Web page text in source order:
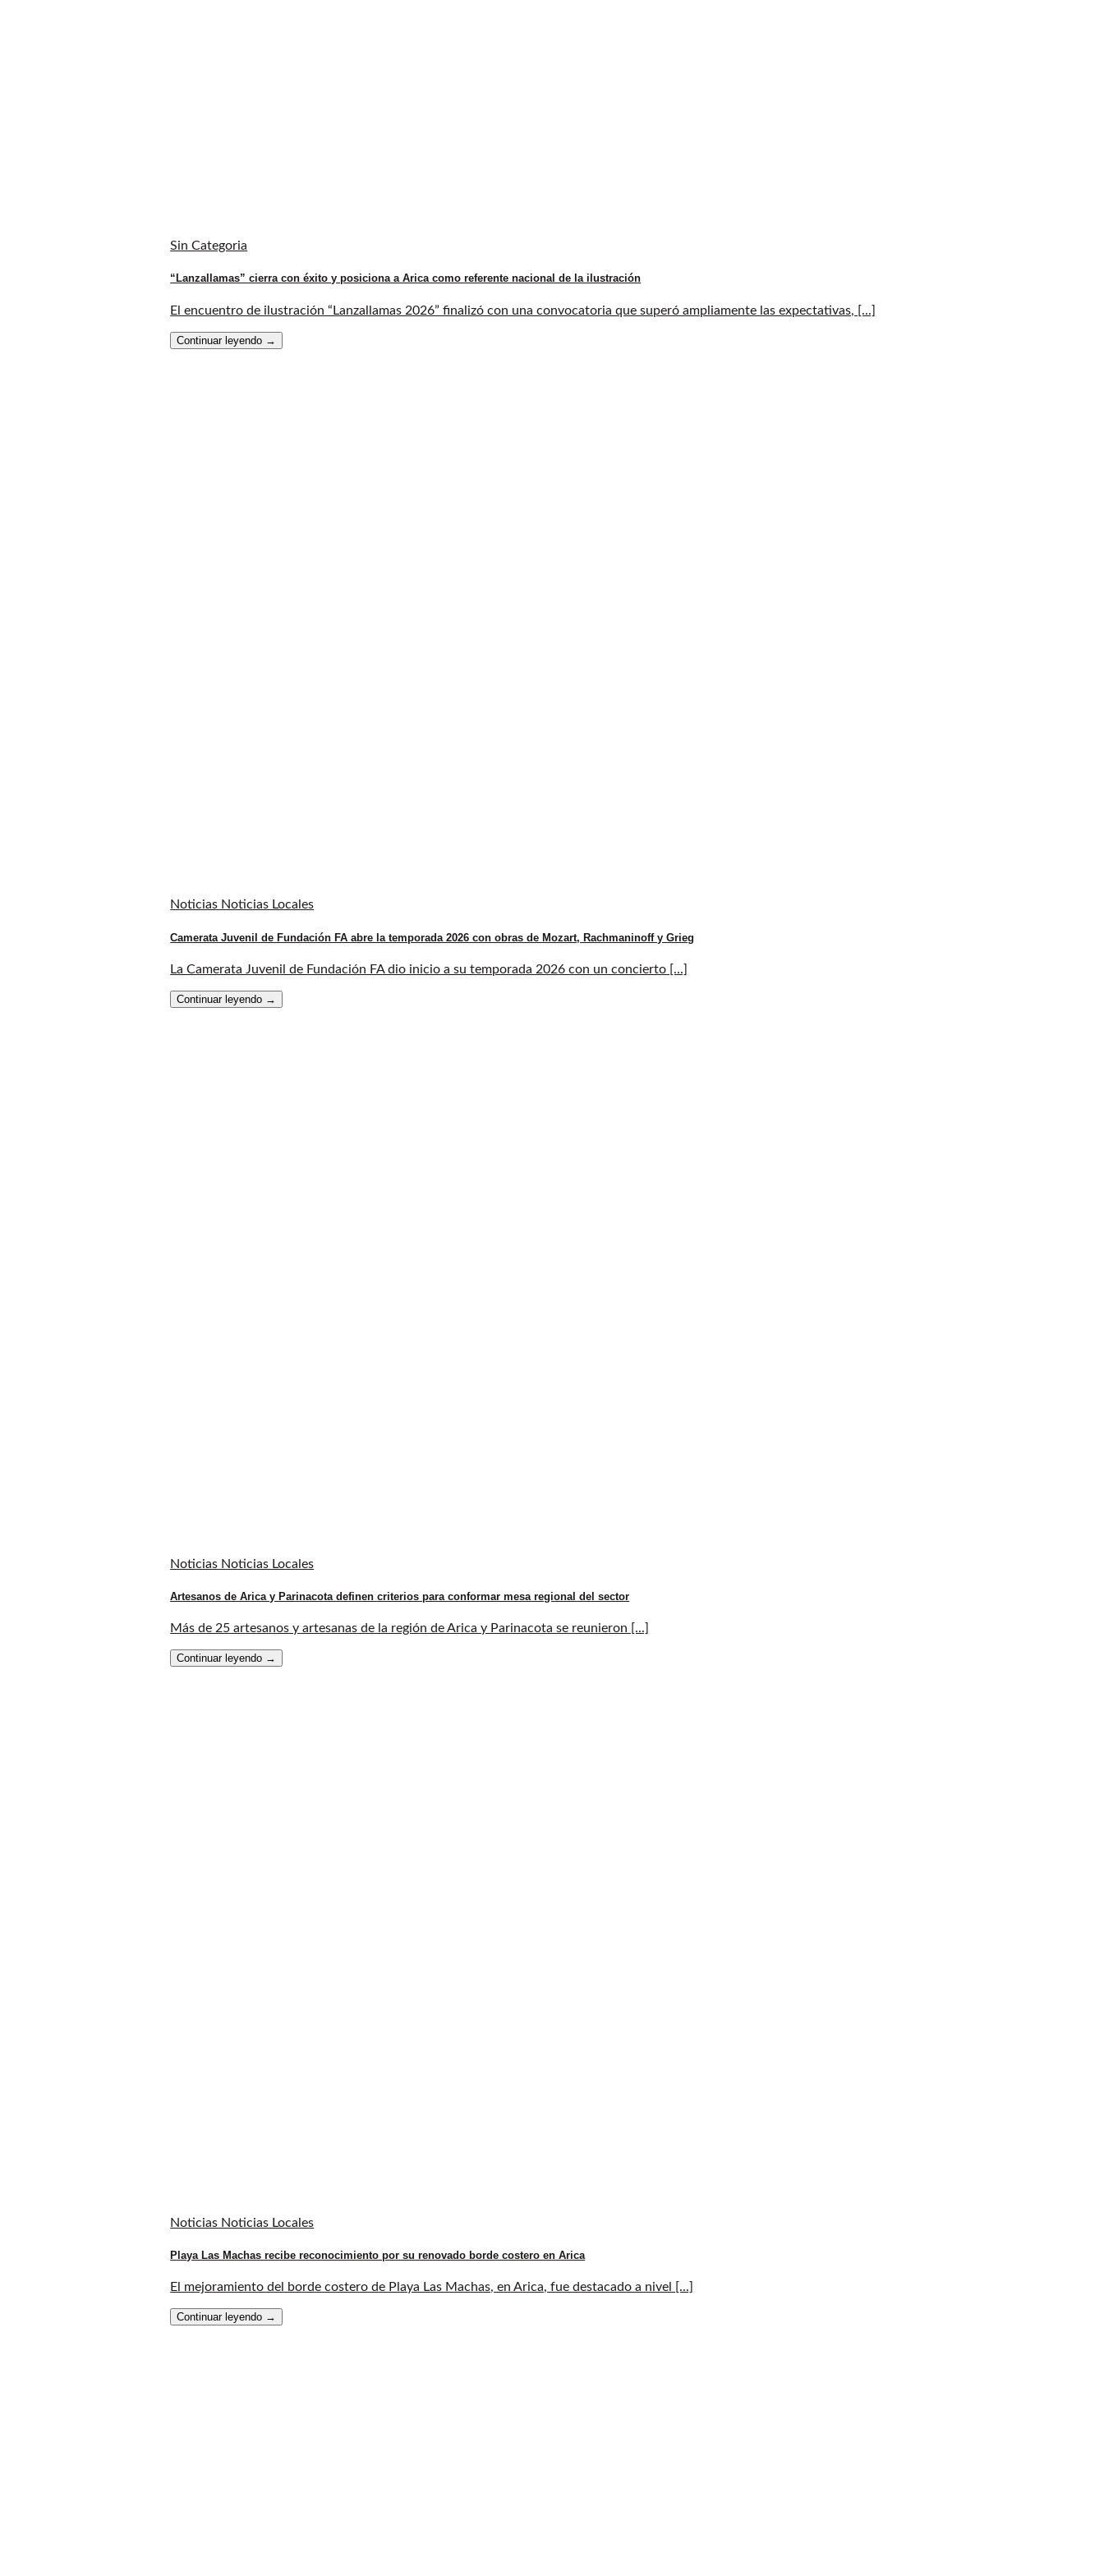
Sin Categoria
“Lanzallamas” cierra con éxito y posiciona a Arica como referente nacional de la ilustración
El encuentro de ilustración “Lanzallamas 2026” finalizó con una convocatoria que superó ampliamente las expectativas, [...]
Continuar leyendo →
Noticias Noticias Locales
Camerata Juvenil de Fundación FA abre la temporada 2026 con obras de Mozart, Rachmaninoff y Grieg
La Camerata Juvenil de Fundación FA dio inicio a su temporada 2026 con un concierto [...]
Continuar leyendo →
Noticias Noticias Locales
Artesanos de Arica y Parinacota definen criterios para conformar mesa regional del sector
Más de 25 artesanos y artesanas de la región de Arica y Parinacota se reunieron [...]
Continuar leyendo →
Noticias Noticias Locales
Playa Las Machas recibe reconocimiento por su renovado borde costero en Arica
El mejoramiento del borde costero de Playa Las Machas, en Arica, fue destacado a nivel [...]
Continuar leyendo →